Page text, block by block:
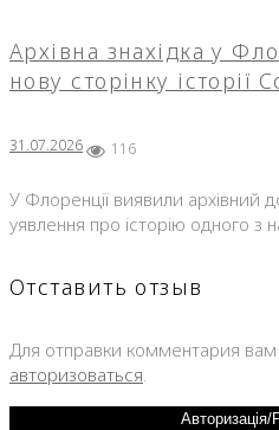
Архівна знахідка у
нову сторінку історії
31.07.2026 116
У Флоренції виявили архівний
уявлення про історію одного з
Отставить отзыв
Для отправки комментария
авторизоваться.
Авторизація/